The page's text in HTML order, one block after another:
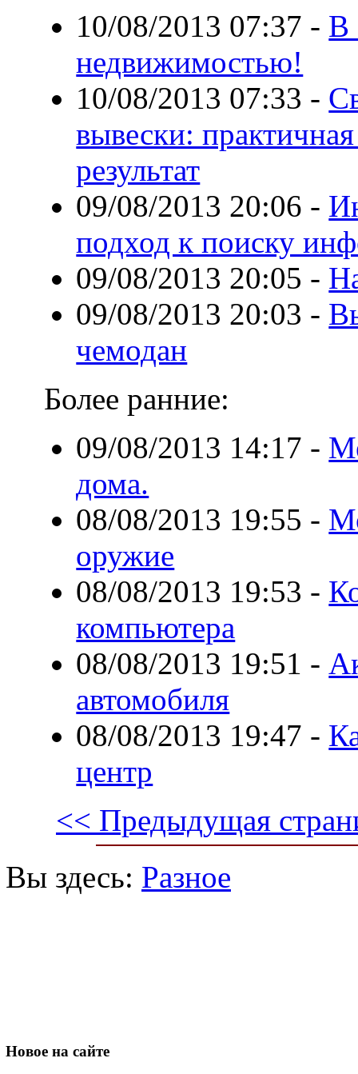
10/08/2013 07:37 - В
недвижимостью!
10/08/2013 07:33 -
вывески:
результат
09/08/2013 20:06 -
подход к поиску
09/08/2013 20:05 -
09/08/2013 20:03 -
чемодан
Более ранние:
09/08/2013 14:17 -
дома.
08/08/2013 19:55 -
оружие
08/08/2013 19:53 -
компьютера
08/08/2013 19:51 -
автомобиля
08/08/2013 19:47 -
центр
<< Предыдущая
Вы здесь: Разное
Новое на сайте